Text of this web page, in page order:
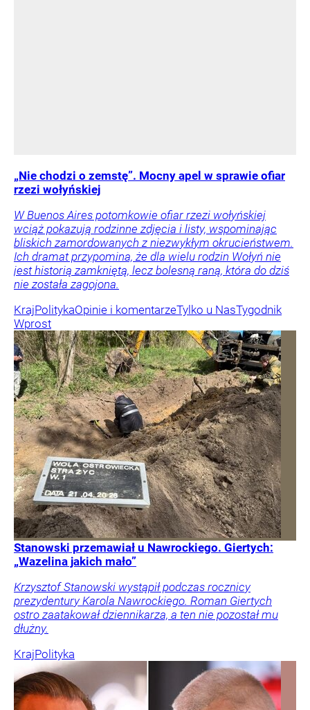
„Nie chodzi o zemstę”. Mocny apel w sprawie ofiar
rzezi wołyńskiej
W Buenos Aires potomkowie ofiar rzezi wołyńskiej
wciąż pokazują rodzinne zdjęcia i listy, wspominając
bliskich zamordowanych z niezwykłym okrucieństwem.
Ich dramat przypomina, że dla wielu rodzin Wołyń nie
jest historią zamkniętą, lecz bolesną raną, która do dziś
nie została zagojona.
KrajPolitykaOpinie i komentarzeTylko u NasTygodnik
Wprost
Stanowski przemawiał u Nawrockiego. Giertych:
„Wazelina jakich mało”
Krzysztof Stanowski wystąpił podczas rocznicy
prezydentury Karola Nawrockiego. Roman Giertych
ostro zaatakował dziennikarza, a ten nie pozostał mu
dłużny.
KrajPolityka